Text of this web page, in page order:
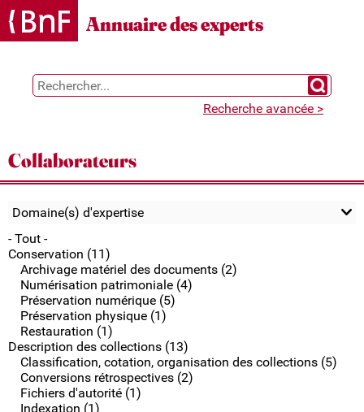
Gestion des cookies
Annuaire des experts
Chercher
Recherche avancée >
Collaborateurs
Domaine(s) d'expertise
- Tout -
Conservation (11)
Archivage matériel des documents (2)
Numérisation patrimoniale (4)
Préservation numérique (5)
Préservation physique (1)
Restauration (1)
Description des collections (13)
Classification, cotation, organisation des collections (5)
Conversions rétrospectives (2)
Fichiers d'autorité (1)
Indexation (1)